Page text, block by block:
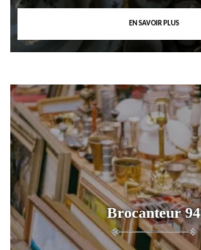
EN SAVOIR PLUS
Brocanteur 94